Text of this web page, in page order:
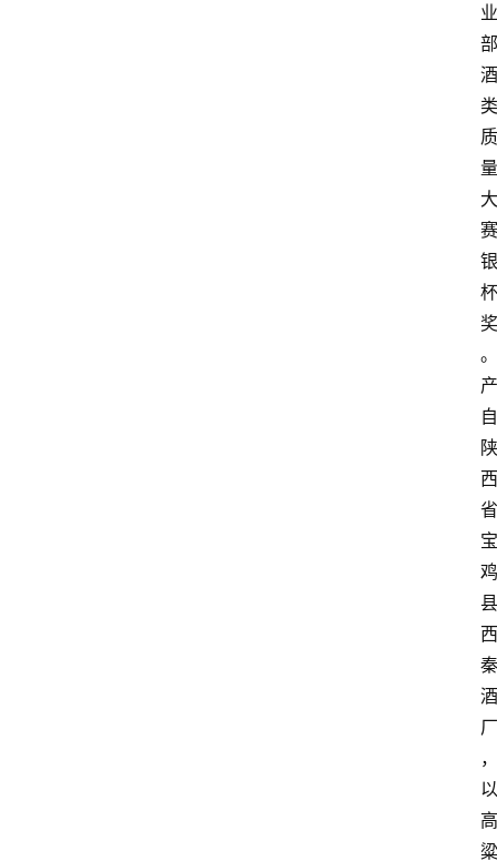
业
部
酒
类
质
量
大
赛
银
杯
奖
。
产
自
陕
西
省
宝
鸡
县
西
秦
酒
厂
，
以
高
粱